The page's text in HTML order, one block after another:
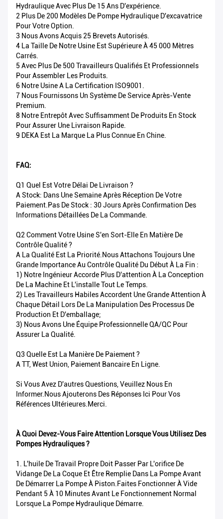
Hydraulique Avec Plus De 15 Ans D'expérience.
2 Plus De 200 Modèles De Pompe Hydraulique D'excavatrice
Pour Votre Option.
3 Nous Avons Acquis 25 Brevets Autorisés.
4 La Taille De Notre Usine Est Supérieure À 45 000 Mètres
Carrés.
5 Avec Plus De 500 Travailleurs Qualifiés Et Professionnels
Pour Assembler Les Produits.
6 Notre Usine A La Certification ISO9001.
7 Nous Fournissons Un Système De Service Après-Vente
Premium.
8 Notre Entrepôt Avec Suffisamment De Produits En Stock
Pour Assurer Une Livraison Rapide.
9 DEKA Est La Marque La Plus Connue En Chine.
FAQ:
Q1 Quel Est Votre Délai De Livraison ?
A Stock: Dans Une Semaine Après Réception De Votre
Paiement.Pas De Stock : 30 Jours Après Confirmation Des
Informations Détaillées De La Commande.
Q2 Comment Votre Usine S'en Sort-Elle En Matière De
Contrôle Qualité ?
A La Qualité Est La Priorité.Nous Attachons Toujours Une
Grande Importance Au Contrôle Qualité Du Début À La Fin :
1) Notre Ingénieur Accorde Plus D'attention À La Conception
De La Machine Et L'installe Tout Le Temps.
2) Les Travailleurs Habiles Accordent Une Grande Attention À
Chaque Détail Lors De La Manipulation Des Processus De
Production Et D'emballage;
3) Nous Avons Une Équipe Professionnelle QA/QC Pour
Assurer La Qualité.
Q3 Quelle Est La Manière De Paiement ?
A TT, West Union, Paiement Bancaire En Ligne.
Si Vous Avez D'autres Questions, Veuillez Nous En
Informer.Nous Ajouterons Des Réponses Ici Pour Vos
Références Ultérieures.Merci.
À Quoi Devez-Vous Faire Attention Lorsque Vous Utilisez Des
Pompes Hydrauliques ?
1. L'huile De Travail Propre Doit Passer Par L'orifice De
Vidange De La Coque Et Être Remplie Dans La Pompe Avant
De Démarrer La Pompe À Piston.Faites Fonctionner À Vide
Pendant 5 À 10 Minutes Avant Le Fonctionnement Normal
Lorsque La Pompe Hydraulique Démarre.